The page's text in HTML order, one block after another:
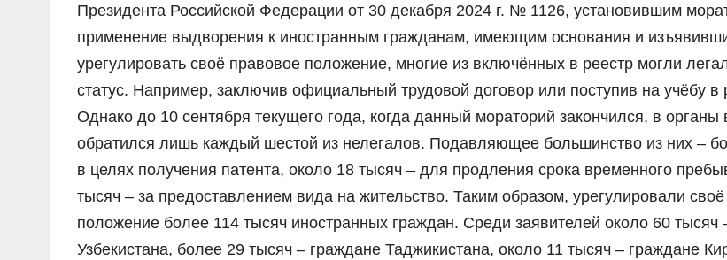
Президента Российской Федерации от 30 декабря 2024 г. № 1126, установившим
применение выдворения к иностранным гражданам, имеющим основания и
урегулировать своё правовое положение, многие из включённых в реестр могли
статус. Например, заключив официальный трудовой договор или поступив на учёбу в
Однако до 10 сентября текущего года, когда данный мораторий закончился, в органы
обратился лишь каждый шестой из нелегалов. Подавляющее большинство из них –
в целях получения патента, около 18 тысяч – для продления срока временного
тысяч – за предоставлением вида на жительство. Таким образом, урегулировали
положение более 114 тысяч иностранных граждан. Среди заявителей около 60 тысяч
Узбекистана, более 29 тысяч – граждане Таджикистана, около 11 тысяч – граждане